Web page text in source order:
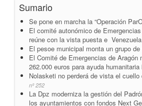
Sumario
Se pone en marcha la “Operación
El comité autonómico de
reúne con la vista puesta e Venezuela
El pesoe municipal monta un grupo
El Comité de Emergencias de Aragón
262.000 euros para ayuda humanitaria
Nolasketi no perderá de vista el
nº 252
La Dpz moderniza la gestión del
los ayuntamientos con fondos Next